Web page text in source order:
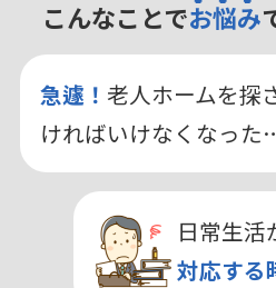
こんなことでお悩み
急遽！ 老人ホームを探
ければいけなくなった
日常生活
対応する